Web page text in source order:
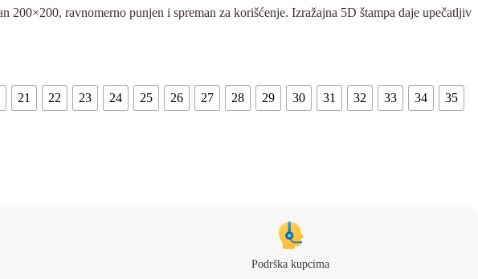
ravnomerno punjen i spreman za korišćenje. Izražajna 5D štampa daje upečatljiv
21 22 23 24 25 26 27 28 29 30 31 32 33 34 35
Podrška kupcima